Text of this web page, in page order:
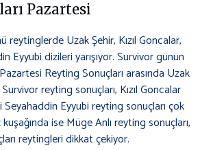
Pazartesi
reytinglerde Uzak Şehir, Kızıl Goncalar,
Eyyubi dizileri yarışıyor. Survivor günün
Reyting Sonuçları arasında Uzak
reyting sonuçları, Kızıl Goncalar
Eyyubi reyting sonuçları çok
ise Müge Anlı reyting sonuçları,
reytingleri dikkat çekiyor.